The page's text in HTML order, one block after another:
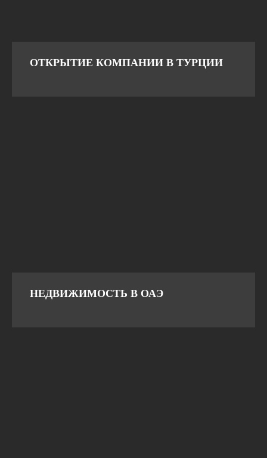
ОТКРЫТИЕ КОМПАНИИ В ТУРЦИИ
НЕДВИЖИМОСТЬ В ОАЭ